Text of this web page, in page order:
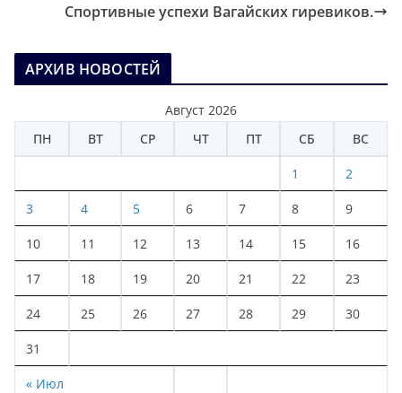
Спортивные успехи Вагайских гиревиков.
АРХИВ НОВОСТЕЙ
Август 2026
ПН
ВТ СР ЧТ ПТ СБ ВС
« Июл
1 2
3 4 5 6 7 8 9
10 11 12 13 14 15 16
17 18 19 20 21 22 23
24 25 26 27 28 29 30
31